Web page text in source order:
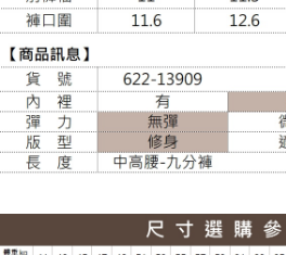
每筆NT$100，滿NT$988(含以上)免運費
貨到付款
每筆NT$120